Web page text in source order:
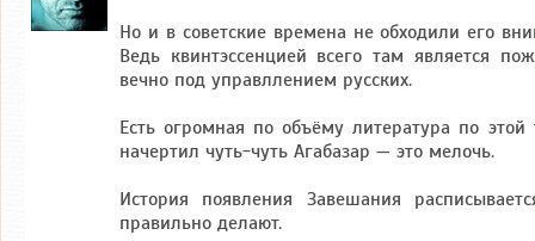
Но и в советские времена не обходили его
Ведь квинтэссенцией всего там является
вечно под управллением русских.
Есть огромная по объёму литература по этой
начертил чуть-чуть Агабазар — это мелочь.
История появления Завешания
правильно делают.